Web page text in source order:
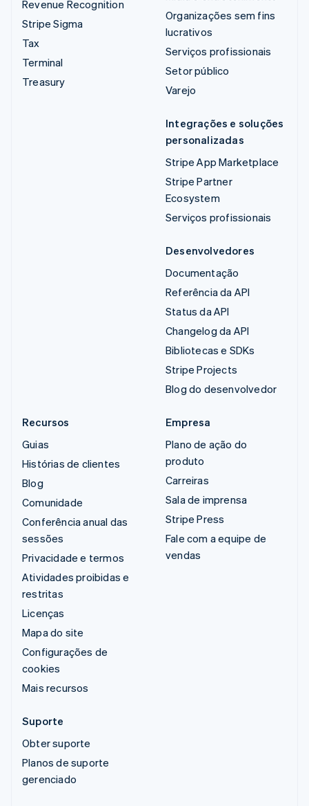
Revenue Recognition
Stripe Sigma
Tax
Terminal
Treasury
Organizações sem fins
lucrativos
Serviços profissionais
Setor público
Varejo
Integrações e soluções
personalizadas
Stripe App Marketplace
Stripe Partner
Ecosystem
Serviços profissionais
Desenvolvedores
Documentação
Referência da API
Status da API
Changelog da API
Bibliotecas e SDKs
Stripe Projects
Blog do desenvolvedor
Recursos
Guias
Histórias de clientes
Blog
Comunidade
Conferência anual das
sessões
Privacidade e termos
Atividades proibidas e
restritas
Licenças
Mapa do site
Configurações de
cookies
Mais recursos
Empresa
Plano de ação do
produto
Carreiras
Sala de imprensa
Stripe Press
Fale com a equipe de
vendas
Suporte
Obter suporte
Planos de suporte
gerenciado